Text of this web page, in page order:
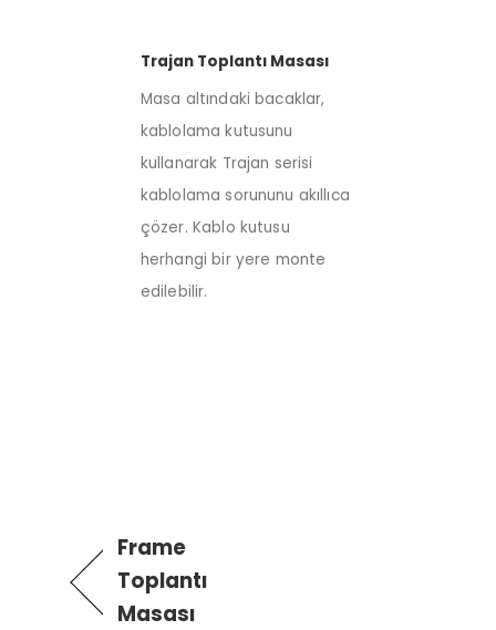
Trajan Toplantı Masası
Masa altındaki bacaklar,
kablolama kutusunu
kullanarak Trajan serisi
kablolama sorununu akıllıca
çözer. Kablo kutusu
herhangi bir yere monte
edilebilir.
Frame
Toplantı
Masası